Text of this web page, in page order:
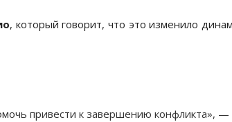
, который говорит, что это изменило
привести к завершению конфликта», —